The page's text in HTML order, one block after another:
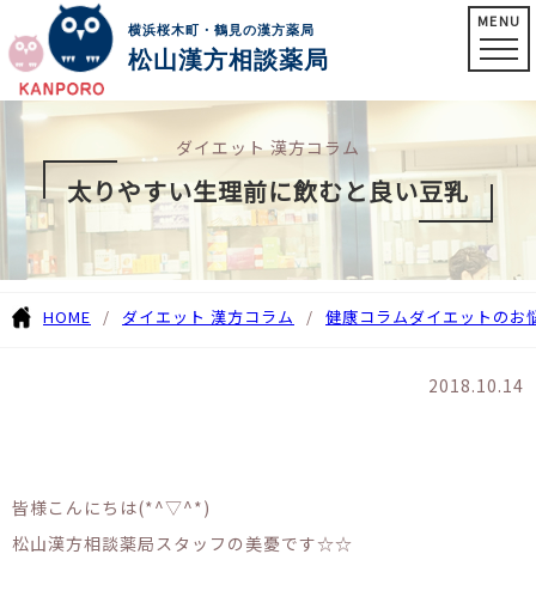
横浜桜木町・鶴見の漢方薬局
松山漢方相談薬局
MENU
ダイエット 漢方コラム
太りやすい生理前に飲むと良い豆乳
HOME ダイエット 漢方コラム 健康コラムダイエットのお
2018.10.14
皆様こんにちは(*^▽^*)
松山漢方相談薬局スタッフの美憂です☆☆